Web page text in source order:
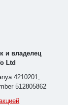
и владелец
Ltd
4210201,
512805862